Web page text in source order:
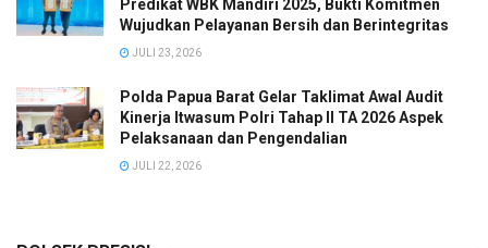
Predikat WBK Mandiri 2025, Bukti Komitmen
Wujudkan Pelayanan Bersih dan Berintegritas
JULI 23, 2026
Polda Papua Barat Gelar Taklimat Awal Audit
Kinerja Itwasum Polri Tahap II TA 2026 Aspek
Pelaksanaan dan Pengendalian
JULI 22, 2026